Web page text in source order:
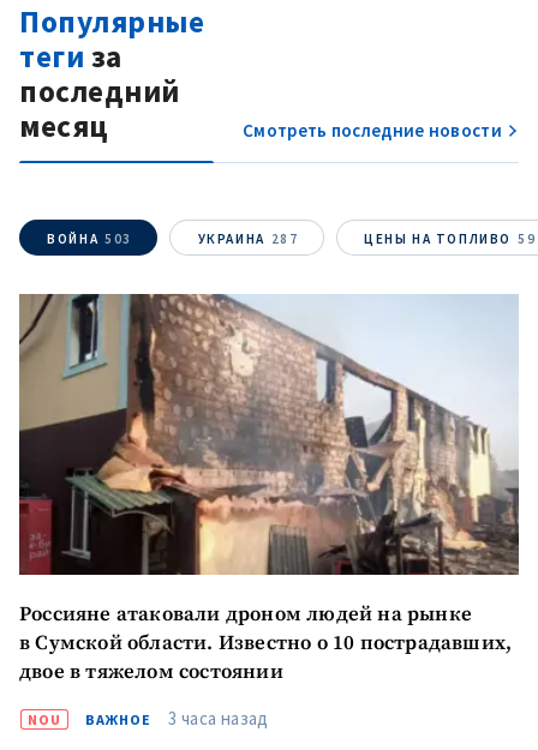
Популярные
теги за
последний
месяц
Смотреть последние новости
ВОЙНА 503 УКРАИНА 287 ЦЕНЫ НА ТОПЛИВО 59
Россияне атаковали дроном людей на рынке
в Сумской области. Известно о 10 пострадавших,
двое в тяжелом состоянии
NOU ВАЖНОЕ 3 часа назад